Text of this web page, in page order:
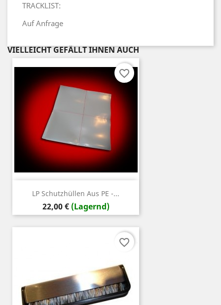
TRACKLIST:
Auf Anfrage
VIELLEICHT GEFÄLLT IHNEN AUCH
LP Schutzhüllen Aus PE -...
Preis
22,00 € (Lagernd)
favorite_border
favorite_border